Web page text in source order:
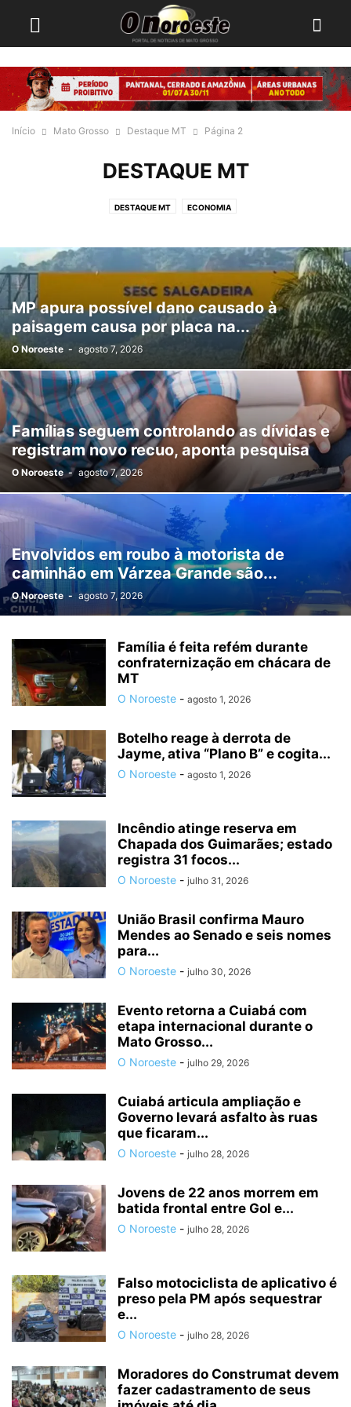
Início Mato Grosso Destaque MT Página 2
DESTAQUE MT
DESTAQUE MT ECONOMIA
MP apura possível dano causado à
paisagem causa por placa na...
O Noroeste - agosto 7, 2026
Famílias seguem controlando as dívidas e
registram novo recuo, aponta pesquisa
O Noroeste - agosto 7, 2026
Envolvidos em roubo à motorista de
caminhão em Várzea Grande são...
O Noroeste - agosto 7, 2026
Família é feita refém durante
confraternização em chácara de
MT
O Noroeste - agosto 1, 2026
Botelho reage à derrota de
Jayme, ativa “Plano B” e cogita...
O Noroeste - agosto 1, 2026
Incêndio atinge reserva em
Chapada dos Guimarães; estado
registra 31 focos...
O Noroeste - julho 31, 2026
União Brasil confirma Mauro
Mendes ao Senado e seis nomes
para...
O Noroeste - julho 30, 2026
Evento retorna a Cuiabá com
etapa internacional durante o
Mato Grosso...
O Noroeste - julho 29, 2026
Cuiabá articula ampliação e
Governo levará asfalto às ruas
que ficaram...
O Noroeste - julho 28, 2026
Jovens de 22 anos morrem em
batida frontal entre Gol e...
O Noroeste - julho 28, 2026
Falso motociclista de aplicativo é
preso pela PM após sequestrar
e...
O Noroeste - julho 28, 2026
Moradores do Construmat devem
fazer cadastramento de seus